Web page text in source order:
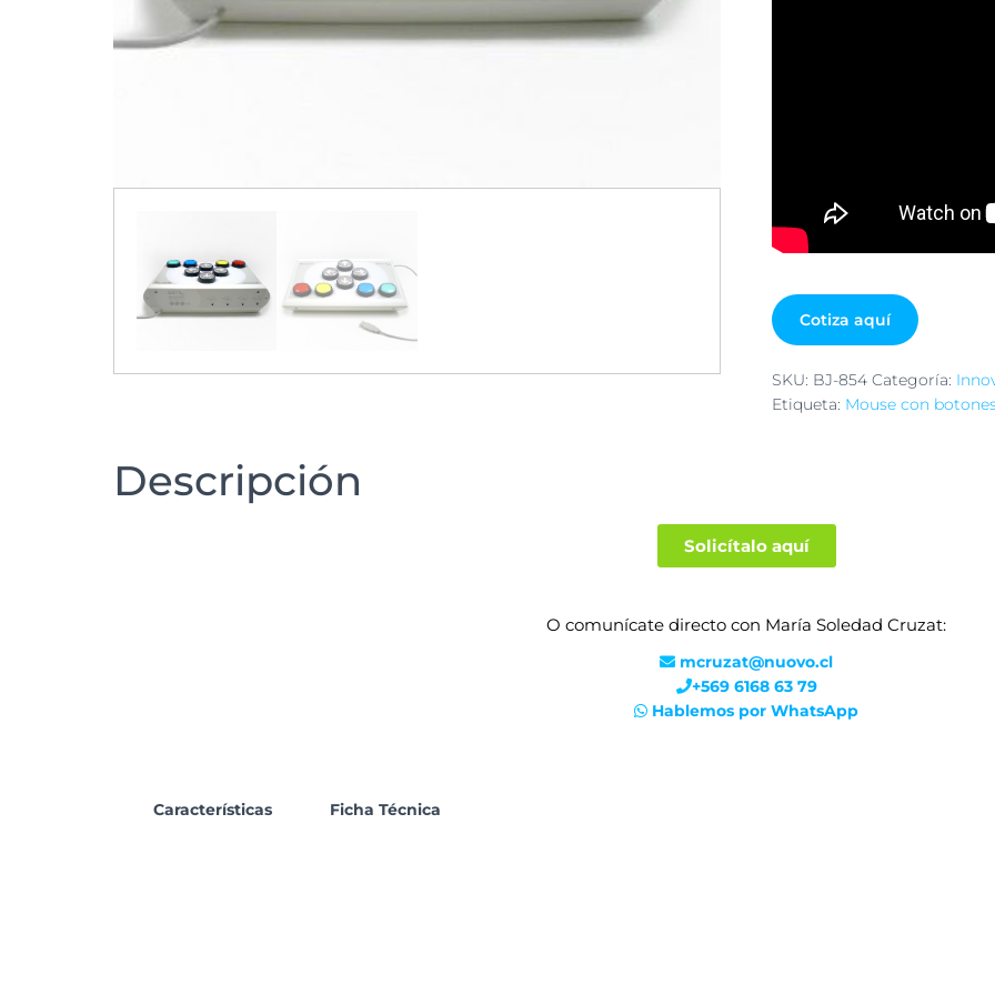
Cotiza aquí
SKU: BJ-854 Categoría:
Etiqueta: Mouse con
Descripción
Solicítalo aquí
O comunícate directo con María Soledad Cruzat:
mcruzat@nuovo.cl
+569 6168 63 79
Hablemos por WhatsApp
Características Ficha Técnica